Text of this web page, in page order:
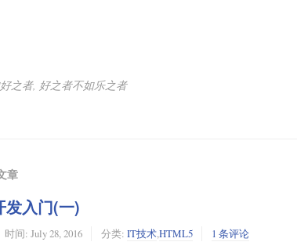
之者, 好之者不如乐之者
章
入门(一)
时间: July 28, 2016 分类: IT技术,HTML5 1 条评论